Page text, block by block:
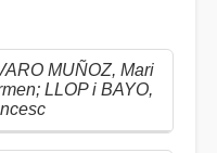
MUÑOZ, Mari
LLOP i BAYO,